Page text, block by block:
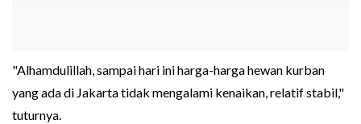
"Alhamdulillah, sampai hari ini harga-harga hewan kurban
yang ada di Jakarta tidak mengalami kenaikan, relatif stabil,"
tuturnya.